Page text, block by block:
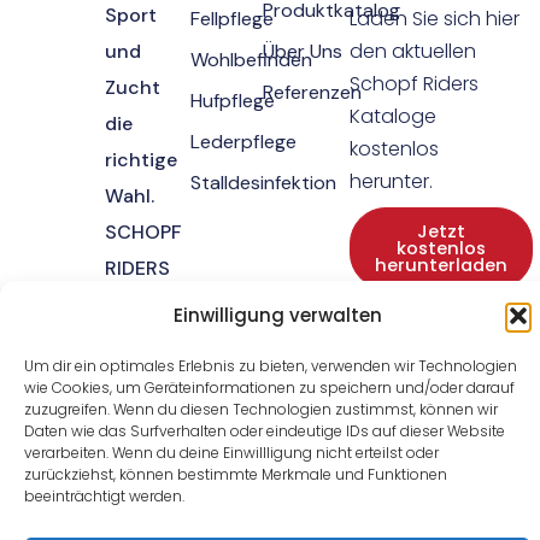
Einwilligung verwalten
Um dir ein optimales Erlebnis zu bieten, verwenden wir Technologien
wie Cookies, um Geräteinformationen zu speichern und/oder darauf
zuzugreifen. Wenn du diesen Technologien zustimmst, können wir
Daten wie das Surfverhalten oder eindeutige IDs auf dieser Website
verarbeiten. Wenn du deine Einwillligung nicht erteilst oder
zurückziehst, können bestimmte Merkmale und Funktionen
beeinträchtigt werden.
Sport
und
Zucht
die
richtige
Wahl.
SCHOPF
RIDERS
steht für
Komfort
und
Wohlbefinden.
Fellpflege
Wohlbefinden
Hufpflege
Lederpflege
Stalldesinfektion
Produktkatalog
Über Uns
Referenzen
Laden Sie sich hier
den aktuellen
Schopf Riders
Kataloge
kostenlos
herunter.
Jetzt
kostenlos
herunterladen